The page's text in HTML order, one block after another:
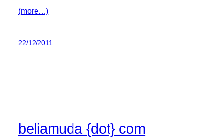
(more…)
22/12/2011
beliamuda {dot} com